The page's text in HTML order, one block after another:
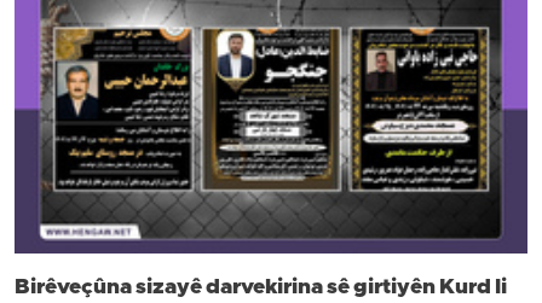
Birêveçûna sizayê darvekirina sê girtiyên Kurd li